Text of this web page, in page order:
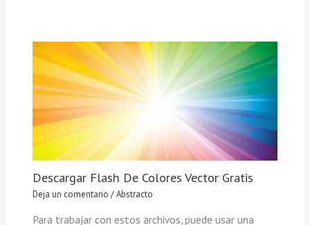
Descargar Flash De Colores Vector Gratis
Deja un comentario /Abstracto
Para trabajar con estos archivos, puede usar una